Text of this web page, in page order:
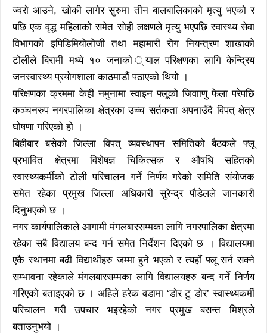
ज्वरो आउने, खोकी लागेर सुरुमा तीन बालबालिकाको मृत्यु भएको र
पछि एक वृद्ध महिलाको समेत सोही लक्षणले मृत्यु भएपछि स्वास्थ्य सेवा
विभागको इपिडिमियोलोजी तथा महामारी रोग नियन्त्रण शाखाको
टोलीले बिरामी मध्ये १० जनाको ्याल परिक्षणका लागि केन्द्रिय
जनस्वास्थ्य प्रयोगशाला काठमाडौं पठाएको थियो ।
परिक्षणका क्रममा केही नमुनामा स्वाइन फ्लूको जिवााणु फेला परेपछि
कञ्चनरुप नगरपालिका क्षेत्रका उच्च सर्तकता अपनाउँदै विपत् क्षेत्र
घोषणा गरिएको हो ।
बिहीबार बसेको जिल्ला विपत् व्यवस्थापन समितिको बैठकले फ्लू
प्रभावित क्षेत्रमा विशेषज्ञ चिकित्सक र औषधि सहितको
स्वास्थ्यकर्मीको टोली परिचालन गर्ने निर्णय गरेको समिति संयोजक
समेत रहेका प्रमुख जिल्ला अधिकारी सुरेन्द्र पौडेलले जानकारी
दिनुभएको छ ।
नगर कार्यपालिकाले आगामी मंगलबारसम्मका लागि नगरपालिका क्षेत्रमा
रहेका सबै विद्यालय बन्द गर्न समेत निर्देशन दिएको छ । विद्यालयमा
एकै स्थानमा बढी विद्यार्थीहरु जम्मा हुने भएको र त्यहाँ फ्लू सर्न सक्ने
सम्भावना रहेकाले मंगलबारसम्मका लागि विद्यालयहरु बन्द गर्ने निर्णय
गरिएको बताइएको छ । अहिले हरेक वडामा ‘डोर टु डोर’ स्वास्थ्यकर्मी
परिचालन गरी उपचार भइरहेको नगर प्रमुख बसन्त मिश्रले
बताउनुभयो ।